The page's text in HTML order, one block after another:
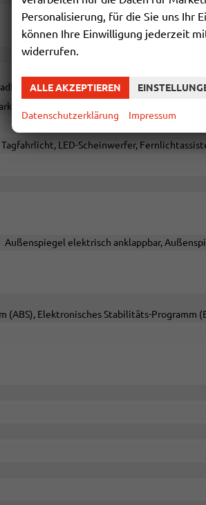
Spurhalteassistent,
Distance Control vorne, Park Distance
Tagfahrlicht, LED-Scheinwerfer,
Außenspiegel elektrisch anklappbar,
(ABS), Elektronisches Stabilitäts-Programm
Personalisierung, für die Sie uns Ihr
können Ihre Einwilligung jederzeit
widerrufen.
ALLE AKZEPTIEREN
Datenschutzerklärung Impressum